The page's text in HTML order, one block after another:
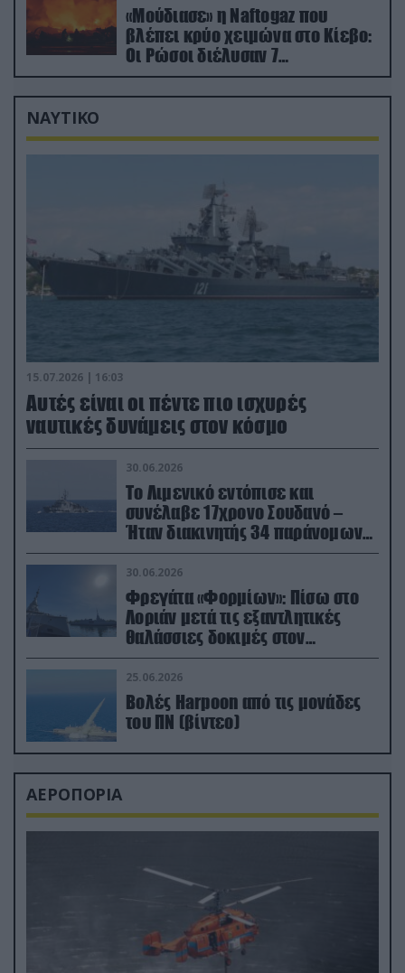
«Μούδιασε» η Naftogaz που
βλέπει κρύο χειμώνα στο Κίεβο:
Οι Ρώσοι διέλυσαν 7
εγκαταστάσεις του ουκρανικού
κολοσσού!
ΝΑΥΤΙΚΟ
15.07.2026 | 16:03
Aυτές είναι οι πέντε πιο ισχυρές
ναυτικές δυνάμεις στον κόσμο
30.06.2026
Το Λιμενικό εντόπισε και
συνέλαβε 17χρονο Σουδανό –
Ήταν διακινητής 34 παράνομων
μεταναστών
30.06.2026
Φρεγάτα «Φορμίων»: Πίσω στο
Λοριάν μετά τις εξαντλητικές
θαλάσσιες δοκιμές στον
απαιτητικό Βισκαϊκό
25.06.2026
Βολές Harpoon από τις μονάδες
του ΠΝ (βίντεο)
ΑΕΡΟΠΟΡΙΑ